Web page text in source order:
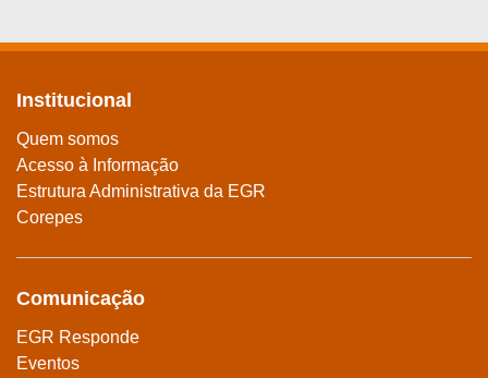
Institucional
Quem somos
Acesso à Informação
Estrutura Administrativa da EGR
Corepes
Comunicação
EGR Responde
Eventos